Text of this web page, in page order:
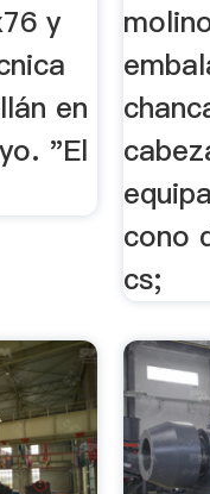
y
en
"El
cono
cs;